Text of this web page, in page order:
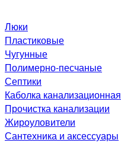
Люки
Пластиковые
Чугунные
Полимерно-песчаные
Септики
Каболка канализационная
Прочистка канализации
Жироуловители
Сантехника и аксессуары